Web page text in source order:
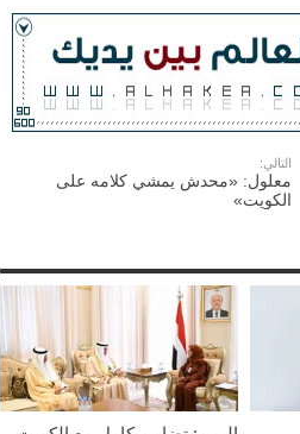
التالي:
معلول: «محدش يمشي كلامه على
الكويت»